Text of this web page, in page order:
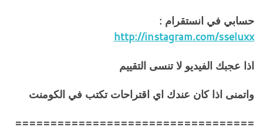
حسابي في انستقرام :
http://instagram.com/sseluxx
اذا عجبك الفيديو لا تنسى التقييم
واتمنى اذا كان عندك اي اقتراحات تكتب في الكومنت
==================================